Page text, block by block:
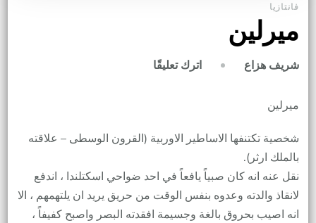
فانتازيا
ميرلين
شريف هزاع اترك تعليقًا
ميرلين
شخصية تكتنفها الاساطير الاوربية (القرون الوسطى – علاقته
بالملك ارثر).
نقل عنه انه كان صبياً يافعاً في احد ضواحي اسكتلندا ، اندفع
لانقاذ والدته وعدوه بنفس الوقت من حريق يريد ان يلتهمهم ، الا
انه اصيب بحروق بالغة وجسيمة افقدته البصر واصبح كفيفاً ،